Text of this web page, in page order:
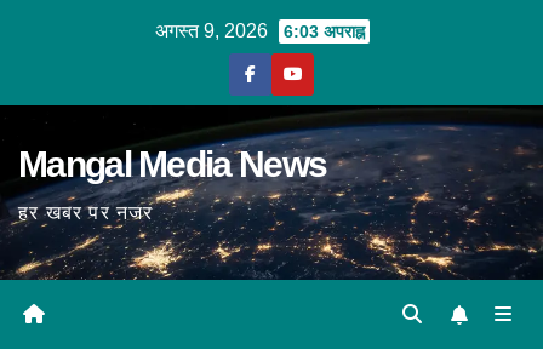
अगस्त 9, 2026 6:03 अपराह्न
Mangal Media News
हर खबर पर नजर